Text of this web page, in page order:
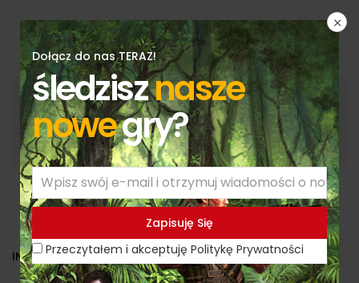
Dołącz do nas TERAZ!
śledzisznasze
nowegry?
Przeczytałem i akceptuję Politykę Prywatności
Przeczytałem i akceptuję Politykę Prywatności
INFORMACJE KONTAKTOWE